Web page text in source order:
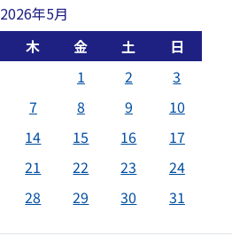
2026年5月
木 金 土
日
1
2
3
7 8 9
10
14 15 16
17
21 22 23
24
28 29 30
31